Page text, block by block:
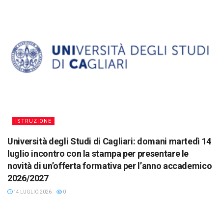
ISTRUZIONE
Università degli Studi di Cagliari: domani martedì 14
luglio incontro con la stampa per presentare le
novità di un’offerta formativa per l’anno accademico
2026/2027
14 LUGLIO 2026 0